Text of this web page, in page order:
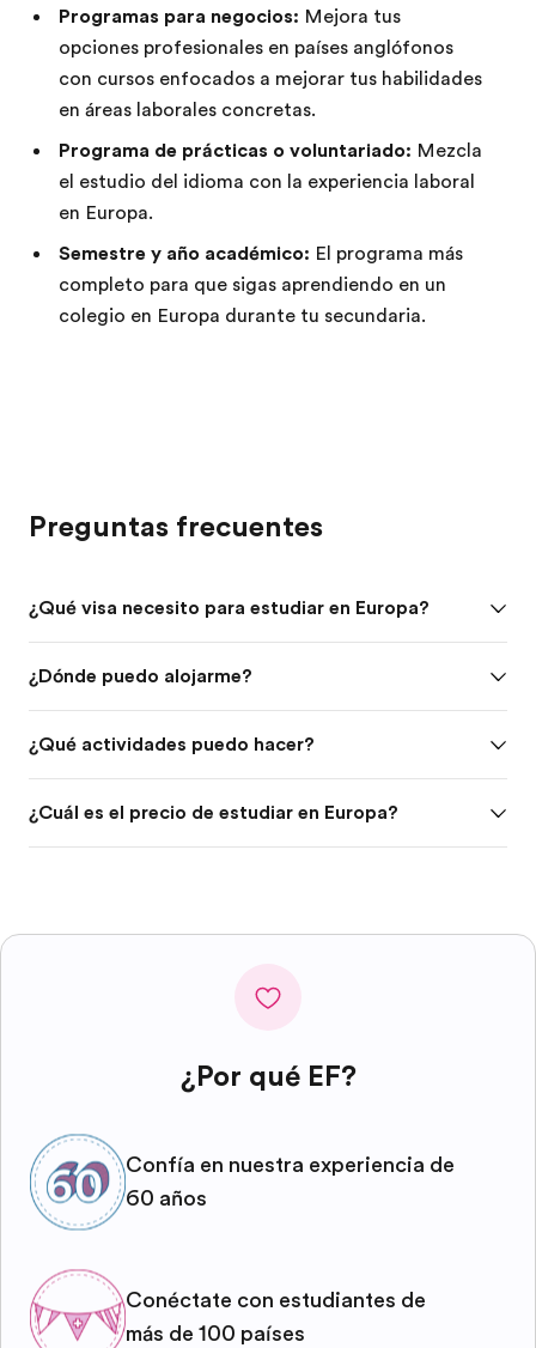
Programas para negocios: Mejora tus
opciones profesionales en países anglófonos
con cursos enfocados a mejorar tus habilidades
en áreas laborales concretas.
Programa de prácticas o voluntariado: Mezcla
el estudio del idioma con la experiencia laboral
en Europa.
Semestre y año académico: El programa más
completo para que sigas aprendiendo en un
colegio en Europa durante tu secundaria.
Preguntas frecuentes
¿Qué visa necesito para estudiar en Europa?
¿Dónde puedo alojarme?
¿Qué actividades puedo hacer?
¿Cuál es el precio de estudiar en Europa?
¿Por qué EF?
Confía en nuestra experiencia de
60 años
Conéctate con estudiantes de
más de 100 países